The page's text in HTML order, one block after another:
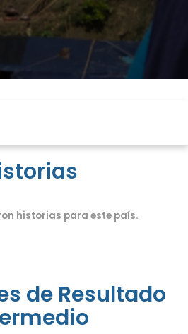
historias para este país.
de Resultado